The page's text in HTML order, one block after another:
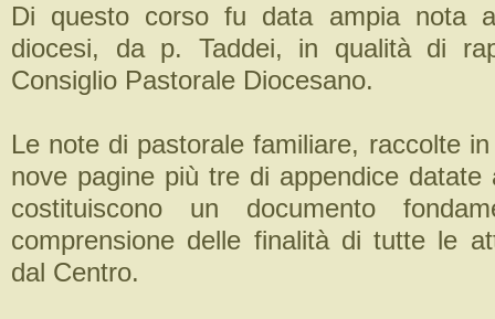
Di questo corso fu data ampia nota
diocesi, da p. Taddei, in qualità di
Consiglio Pastorale Diocesano.
Le note di pastorale familiare, raccolte
nove pagine più tre di appendice datate
costituiscono un documento
comprensione delle finalità di tutte le
dal Centro.